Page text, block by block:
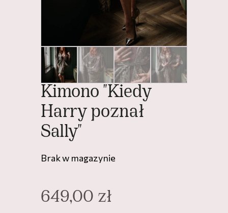
Kimono "Kiedy
Harry poznał
Sally"
Brak w magazynie
649,00 zł